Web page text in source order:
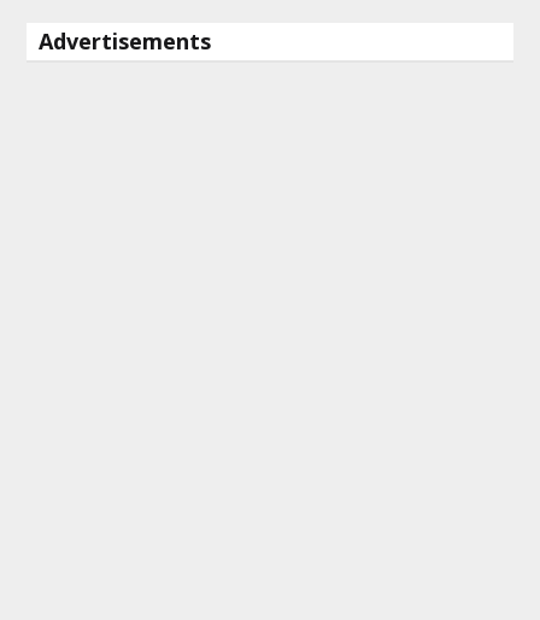
Advertisements